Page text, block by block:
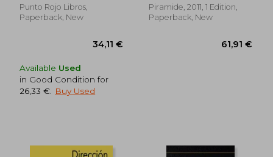
Spanish)
Punto Rojo Libros,
Paperback, New
Available Used
in Good Condition for
26,33 €
Buy Used
Piramide, 2011, 1 Edition,
Paperback, New